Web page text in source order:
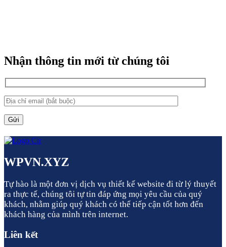
Nhận thông tin mới từ chúng tôi
WPVN.XYZ
Tự hào là một đơn vị dịch vụ thiết kế website đi từ lý thuyết
ra thực tế, chúng tôi tự tin đáp ứng mọi yêu cầu của quý
khách, nhằm giúp quý khách có thể tiếp cận tốt hơn đến
khách hàng của mình trên internet.
Liên kết